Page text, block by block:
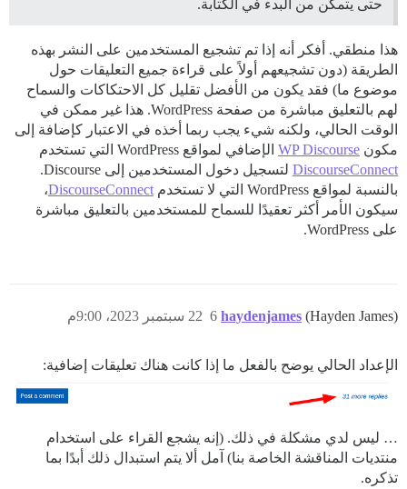
حتى يتمكن من البدء في الكتابة.
هذا منطقي. أفكر أنه إذا تم تشجيع المستخدمين على النشر بهذه
الطريقة (دون تشجيعهم أولاً على قراءة جميع التعليقات حول
موضوع ما) فقد يكون من الأفضل تقليل كل الاحتكاكات والسماح
لهم بالتعليق مباشرة من صفحة WordPress. هذا غير ممكن في
الوقت الحالي، ولكنه شيء يجب ربما أخذه في الاعتبار كإضافة إلى
مكون WP Discourse الإضافي لمواقع WordPress التي تستخدم
DiscourseConnect
لتسجيل دخول المستخدمين إلى Discourse.
بالنسبة لمواقع WordPress التي لا تستخدم
DiscourseConnect،
سيكون الأمر أكثر تعقيدًا للسماح للمستخدمين بالتعليق مباشرة
على WordPress.
haydenjames (Hayden James) 22 سبتمبر 2023، 9:00م 6
الإعداد الحالي يوضح بالفعل ما إذا كانت هناك تعليقات إضافية:
… ليس لدي مشكلة في ذلك. (إنه يشجع القراء على استخدام
منتديات المناقشة الخاصة بنا) آمل ألا يتم استبدال ذلك أبدًا بما
تذكره.